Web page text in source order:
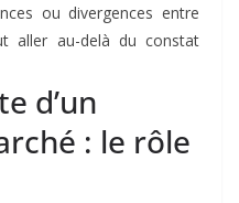
ou divergences entre
aller au-delà du constat
d’un
: le rôle